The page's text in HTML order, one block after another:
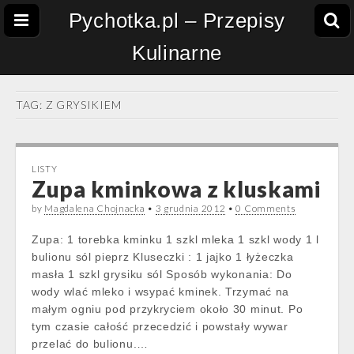
Pychotka.pl – Przepisy
Kulinarne
TAG: Z GRYSIKIEM
LISTY
Zupa kminkowa z kluskami
by Magdalena Chojnacka • 3 grudnia 2012 •0 Comments
Zupa: 1 torebka kminku 1 szkl mleka 1 szkl wody 1 l
bulionu sól pieprz Kluseczki : 1 jajko 1 łyżeczka
masła 1 szkl grysiku sól Sposób wykonania: Do
wody wlać mleko i wsypać kminek. Trzymać na
małym ogniu pod przykryciem około 30 minut. Po
tym czasie całość przecedzić i powstały wywar
przelać do bulionu.…